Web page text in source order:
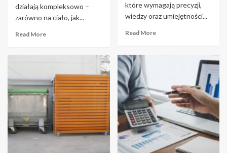
działają kompleksowo –
zarówno na ciało, jak...
Read More
które wymagają precyzji,
wiedzy oraz umiejętności...
Read More